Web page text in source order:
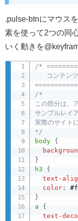
.pulse-btnにマウス
素を使って2つの同
いく動きを
/*
コンテン
/*
この部分は、
サンプルレイ
実際のサイト
*/
body {
}
h3
{
text-
color :
}
a
{
text-